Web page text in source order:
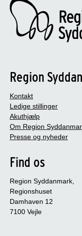
Region
Kontakt
Ledige stillinger
Akuthjælp
Om Region
Presse og nyheder
Find os
Region Syddanmark,
Regionshuset
Damhaven 12
7100 Vejle